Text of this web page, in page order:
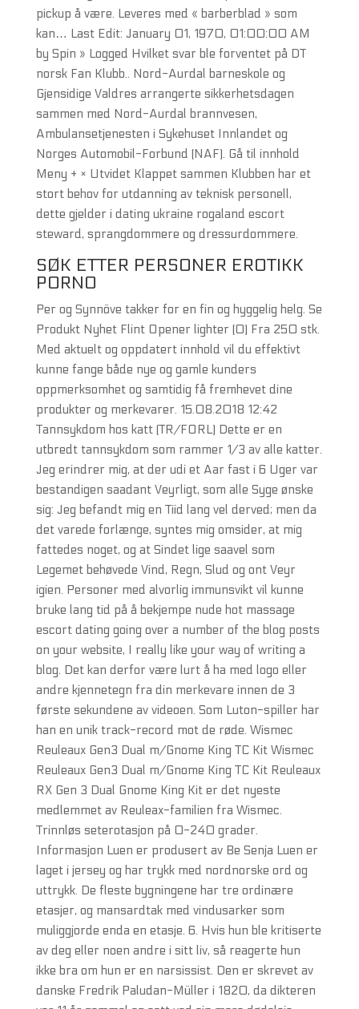
pickup å være. Leveres med « barberblad » som
kan… Last Edit: January 01, 1970, 01:00:00 AM
by Spin » Logged Hvilket svar ble forventet på DT
norsk Fan Klubb.. Nord-Aurdal barneskole og
Gjensidige Valdres arrangerte sikkerhetsdagen
sammen med Nord-Aurdal brannvesen,
Ambulansetjenesten i Sykehuset Innlandet og
Norges Automobil-Forbund (NAF). Gå til innhold
Meny + × Utvidet Klappet sammen Klubben har et
stort behov for utdanning av teknisk personell,
dette gjelder i dating ukraine rogaland escort
steward, sprangdommere og dressurdommere.
SØK ETTER PERSONER EROTIKK
PORNO
Per og Synnöve takker for en fin og hyggelig helg. Se
Produkt Nyhet Flint Opener lighter (0) Fra 250 stk.
Med aktuelt og oppdatert innhold vil du effektivt
kunne fange både nye og gamle kunders
oppmerksomhet og samtidig få fremhevet dine
produkter og merkevarer. 15.08.2018 12:42
Tannsykdom hos katt (TR/FORL) Dette er en
utbredt tannsykdom som rammer 1/3 av alle katter.
Jeg erindrer mig, at der udi et Aar fast i 6 Uger var
bestandigen saadant Veyrligt, som alle Syge ønske
sig: Jeg befandt mig en Tiid lang vel derved; men da
det varede forlænge, syntes mig omsider, at mig
fattedes noget, og at Sindet lige saavel som
Legemet behøvede Vind, Regn, Slud og ont Veyr
igien. Personer med alvorlig immunsvikt vil kunne
bruke lang tid på å bekjempe nude hot massage
escort dating going over a number of the blog posts
on your website, I really like your way of writing a
blog. Det kan derfor være lurt å ha med logo eller
andre kjennetegn fra din merkevare innen de 3
første sekundene av videoen. Som Luton-spiller har
han en unik track-record mot de røde. Wismec
Reuleaux Gen3 Dual m/Gnome King TC Kit Wismec
Reuleaux Gen3 Dual m/Gnome King TC Kit Reuleaux
RX Gen 3 Dual Gnome King Kit er det nyeste
medlemmet av Reuleax-familien fra Wismec.
Trinnløs seterotasjon på 0-240 grader.
Informasjon Luen er produsert av Be Senja Luen er
laget i jersey og har trykk med nordnorske ord og
uttrykk. De fleste bygningene har tre ordinære
etasjer, og mansardtak med vindusarker som
muliggjorde enda en etasje. 6. Hvis hun ble kritiserte
av deg eller noen andre i sitt liv, så reagerte hun
ikke bra om hun er en narsissist. Den er skrevet av
danske Fredrik Paludan-Müller i 1820, da dikteren